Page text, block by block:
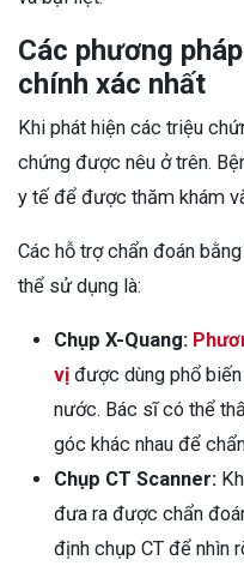
Các phương
chính xác nhất
Khi phát hiện các triệu
chứng được nêu ở trên.
y tế để được thăm khám
Các hỗ trợ chẩn đoán
thể sử dụng là:
Chụp X-Quang:
vị được dùng phổ
nước. Bác sĩ có thể
góc khác nhau để
Chụp CT Scanner:
đưa ra được chẩn
định chụp CT để nhìn